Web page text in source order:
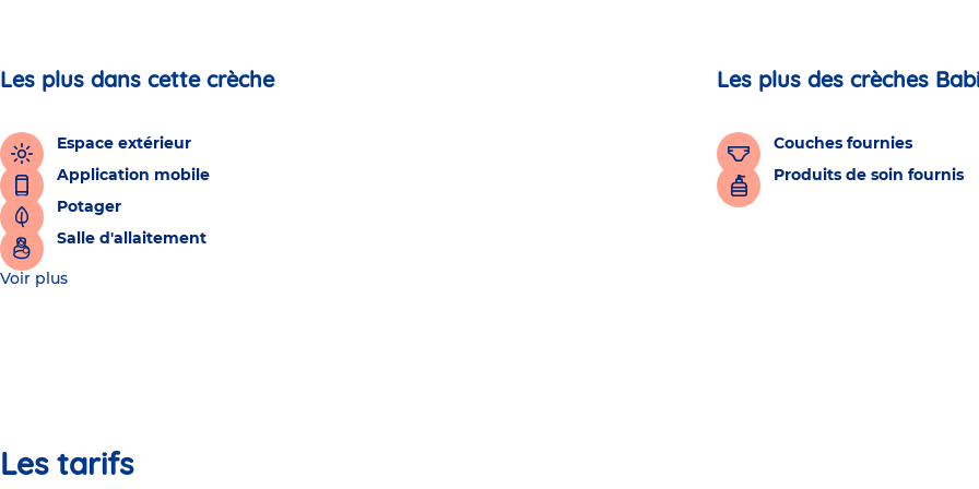
Les plus dans cette crèche
Espace extérieur
Application mobile
Potager
Salle d'allaitement
Les plus des crèches
Couches fournies
Produits de soin fournis
Voir plus
Les tarifs